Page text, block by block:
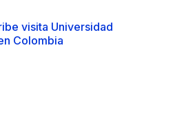
visita Universidad
Colombia